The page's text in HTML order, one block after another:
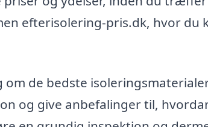
efterisolering-pris.dk, hvor du
de bedste
og give anbefalinger til,